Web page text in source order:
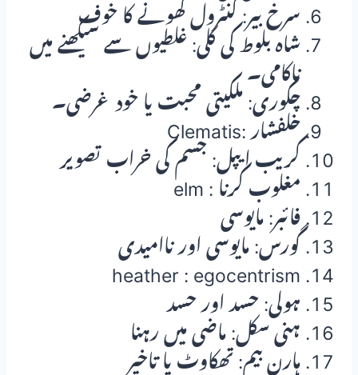
سرخ بیر: کنٹرول کھونے کا خوف
شاہ بلوط کی کلی: غلطیوں سے سیکھنے میں
ناکامی۔
چکوری: ملکیتی محبت یا خود غرضی۔
Clematis: خلفشار
کریب ایپل: جسم کی خراب تصویر
elm : مغلوب کرنا
فائبر: مایوسی
گورس: مایوسی اور ناامیدی
heather : egocentrism
ہولی: حسد اور حسد
ہنی سکل: ماضی میں رہنا
ہارن بیم: تھکاوٹ یا تاخیر